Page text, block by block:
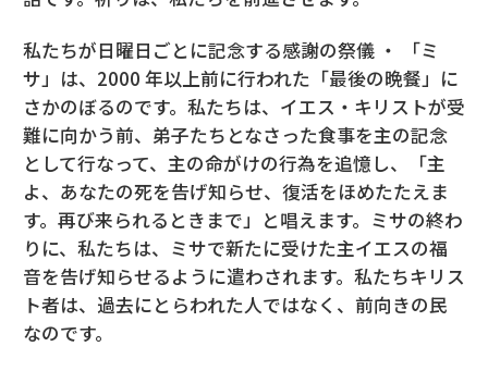
私たちが日曜日ごとに記念する感謝の祭儀 ・ 「ミ
サ」は、2000 年以上前に行われた「最後の晩餐」に
さかのぼるのです。私たちは、イエス・キリストが受
難に向かう前、弟子たちとなさった食事を主の記念
として行なって、主の命がけの行為を追憶し、「主
よ、あなたの死を告げ知らせ、復活をほめたたえま
す。再び来られるときまで」と唱えます。ミサの終わ
りに、私たちは、ミサで新たに受けた主イエスの福
音を告げ知らせるように遣わされます。私たちキリス
ト者は、過去にとらわれた人ではなく、前向きの民
なのです。